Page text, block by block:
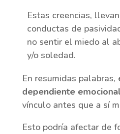
Estas creencias,
conductas de
no sentir el miedo al
y/o soledad.
En resumidas palabras,
dependiente
vínculo antes que a sí
Esto podría afectar de